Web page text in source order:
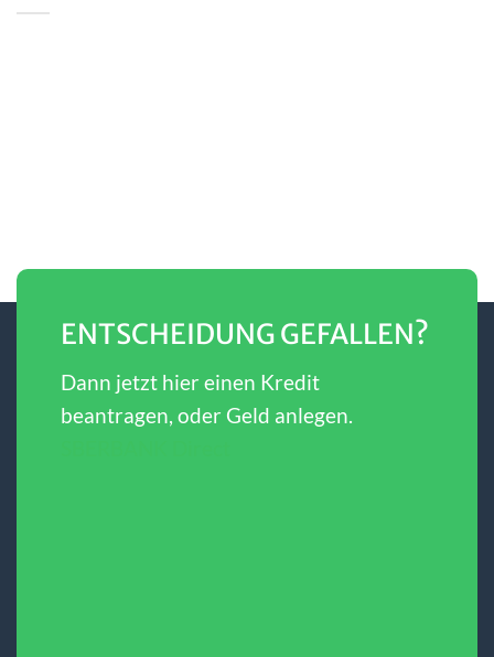
ENTSCHEIDUNG GEFALLEN?
Dann jetzt hier einen Kredit
beantragen, oder Geld anlegen.